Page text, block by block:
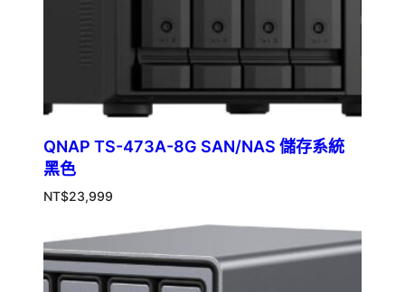
QNAP TS-473A-8G SAN/NAS 儲存系統
黑色
NT$23,999